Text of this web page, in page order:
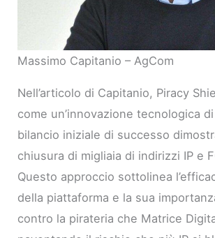
Massimo Capitanio – AgCom
Nell’articolo di Capitanio, Piracy
come un’innovazione tecnologica
bilancio iniziale di successo
chiusura di migliaia di indirizzi IP e
Questo approccio sottolinea
della piattaforma e la sua
contro la pirateria che Matrice